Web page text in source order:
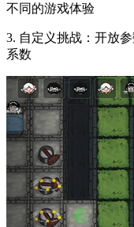
不同的游戏体验
3. 自定义挑战：开放
系数